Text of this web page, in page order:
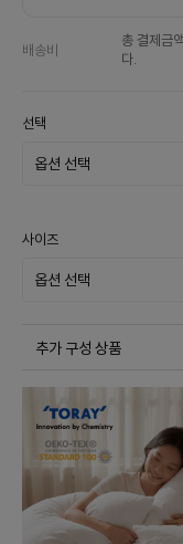
배송비
총 결제금
다.
선택
사이즈
추가 구성 상품